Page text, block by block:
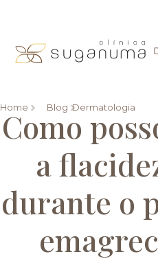
Home Blog Dermatologia
Como
a
durante o